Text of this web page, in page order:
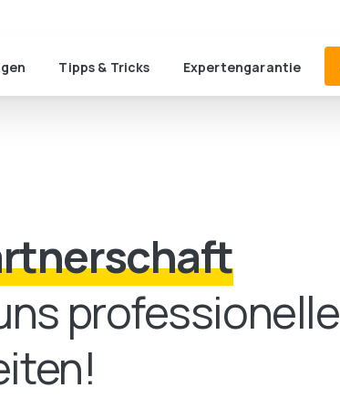
Tipps & Tricks Expertengarantie
professionelle